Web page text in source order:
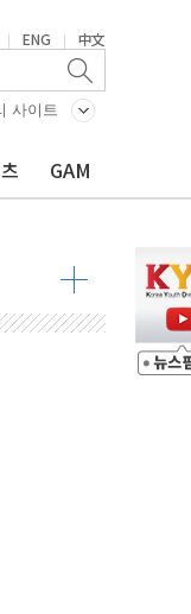
| ENG | 中文
사이트
GAM
치